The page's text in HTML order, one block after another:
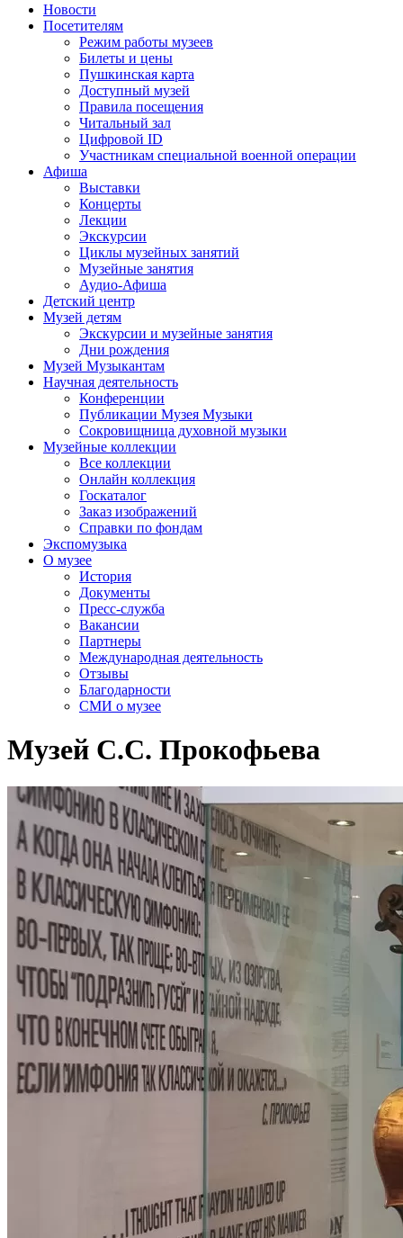
Новости
Посетителям
Режим работы музеев
Билеты и цены
Пушкинская карта
Доступный музей
Правила посещения
Читальный зал
Цифровой ID
Участникам специальной военной операции
Афиша
Выставки
Концерты
Лекции
Экскурсии
Циклы музейных занятий
Музейные занятия
Аудио-Афиша
Детский центр
Музей детям
Экскурсии и музейные занятия
Дни рождения
Музей Музыкантам
Научная деятельность
Конференции
Публикации Музея Музыки
Сокровищница духовной музыки
Музейные коллекции
Все коллекции
Онлайн коллекция
Госкаталог
Заказ изображений
Справки по фондам
Экспомузыка
О музее
История
Документы
Пресс-служба
Вакансии
Партнеры
Международная деятельность
Отзывы
Благодарности
СМИ о музее
Музей С.С. Прокофьева